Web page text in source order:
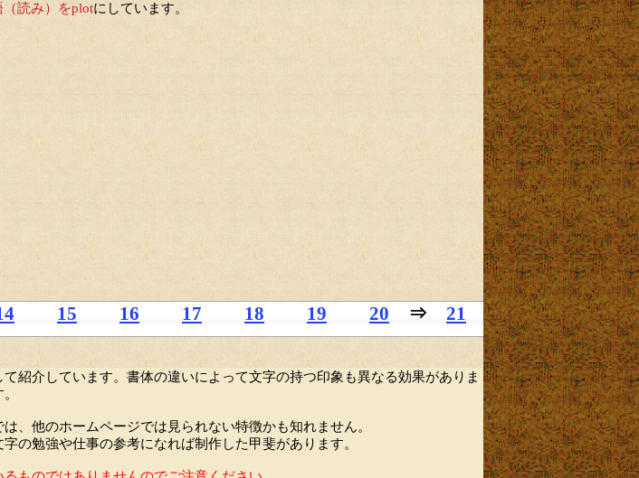
読み）をplotにしています。
15 16 17 18 19 20 ⇒ 21
て紹介しています。書体の違いによって文字の持つ印象も異なる効果がありま
、他のホームページでは見られない特徴かも知れません。
の勉強や仕事の参考になれば制作した甲斐があります。